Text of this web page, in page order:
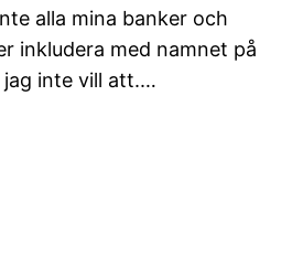
alla mina banker och
inkludera med namnet på
inte vill att.…